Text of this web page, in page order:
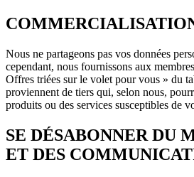
Nous ne partageons pas vos données
cependant, nous fournissons aux
Offres triées sur le volet pour vous » du
proviennent de tiers qui, selon nous,
produits ou des services susceptibles de
SE DÉSABONNER DU
ET DES